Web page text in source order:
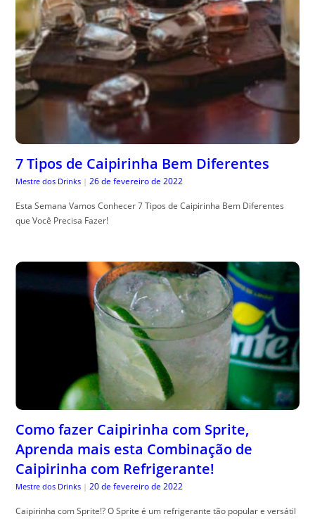
7 Tipos de Caipirinha Bem Diferentes
Mestre dos Drinks | 26 de fevereiro de 2022
Esta Semana Vamos Conhecer 7 Tipos de Caipirinha Bem Diferentes
que Você Precisa Fazer!
Como fazer Caipirinha com Sprite,
Aprenda mais esta Combinação de
Caipirinha com Refrigerante!
Mestre dos Drinks | 20 de fevereiro de 2022
Caipirinha com Sprite!? O Sprite é um refrigerante tão popular e versátil